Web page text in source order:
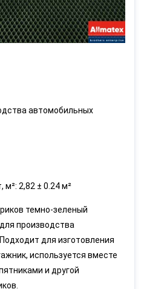
автомобильных
м²: 2,82 ± 0.24 м²
темно-зеленый
производства
для изготовления
используется вместе
и другой